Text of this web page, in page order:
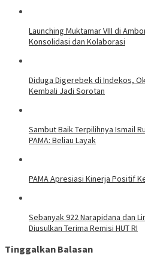
Launching Muktamar VIII di
Konsolidasi dan Kolaborasi
Diduga Digerebek di Indekos,
Kembali Jadi Sorotan
Sambut Baik Terpilihnya Ismail
PAMA: Beliau Layak
PAMA Apresiasi Kinerja Positif
Sebanyak 922 Narapidana dan
Diusulkan Terima Remisi HUT RI
Tinggalkan Balasan